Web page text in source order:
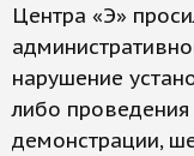
Центра «Э»
нарушение
либо проведения
демонстрации,